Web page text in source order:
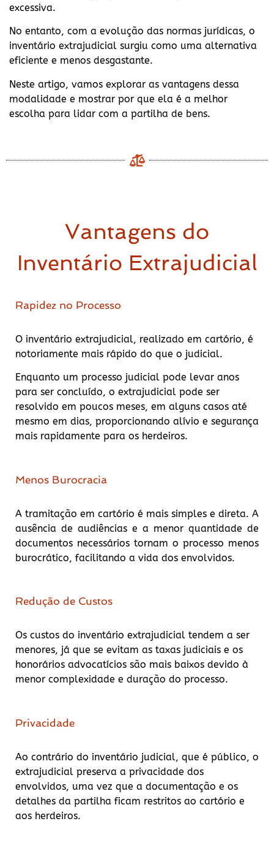
excessiva.
No entanto, com a evolução das normas jurídicas, o
inventário extrajudicial surgiu como uma alternativa
eficiente e menos desgastante.
Neste artigo, vamos explorar as vantagens dessa
modalidade e mostrar por que ela é a melhor
escolha para lidar com a partilha de bens.
Vantagens do
Inventário Extrajudicial
Rapidez no Processo
O inventário extrajudicial, realizado em cartório, é
notoriamente mais rápido do que o judicial.
Enquanto um processo judicial pode levar anos
para ser concluído, o extrajudicial pode ser
resolvido em poucos meses, em alguns casos até
mesmo em dias, proporcionando alívio e segurança
mais rapidamente para os herdeiros.
Menos Burocracia
A tramitação em cartório é mais simples e direta. A
ausência de audiências e a menor quantidade de
documentos necessários tornam o processo menos
burocrático, facilitando a vida dos envolvidos.
Redução de Custos
Os custos do inventário extrajudicial tendem a ser
menores, já que se evitam as taxas judiciais e os
honorários advocatícios são mais baixos devido à
menor complexidade e duração do processo.
Privacidade
Ao contrário do inventário judicial, que é público, o
extrajudicial preserva a privacidade dos
envolvidos, uma vez que a documentação e os
detalhes da partilha ficam restritos ao cartório e
aos herdeiros.